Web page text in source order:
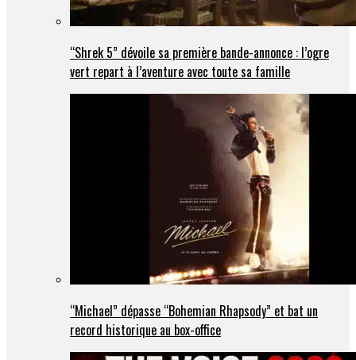
“Shrek 5” dévoile sa première bande-annonce : l’ogre
vert repart à l’aventure avec toute sa famille
“Michael” dépasse “Bohemian Rhapsody” et bat un
record historique au box-office